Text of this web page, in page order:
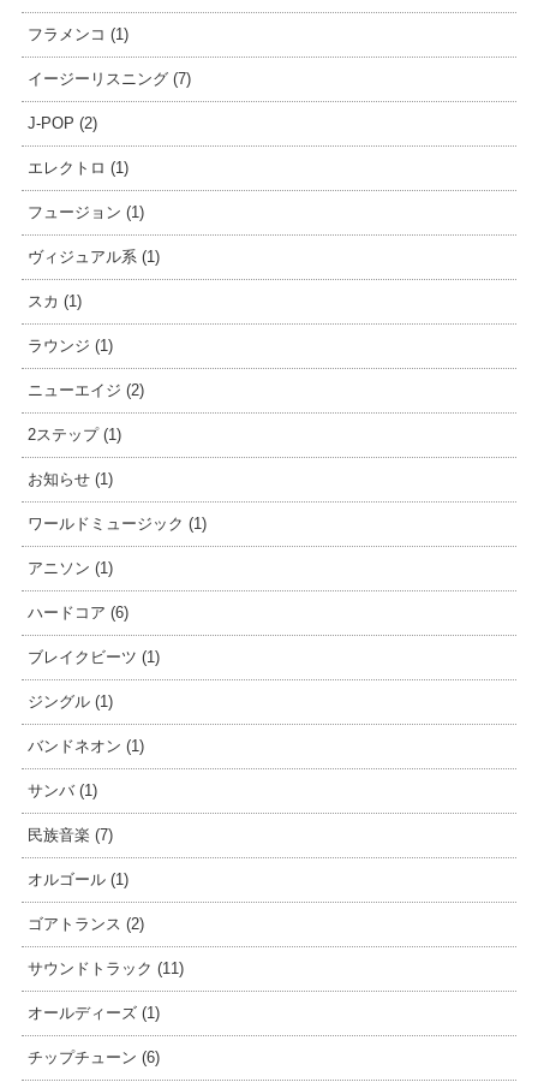
フラメンコ (1)
イージーリスニング (7)
J-POP (2)
エレクトロ (1)
フュージョン (1)
ヴィジュアル系 (1)
スカ (1)
ラウンジ (1)
ニューエイジ (2)
2ステップ (1)
お知らせ (1)
ワールドミュージック (1)
アニソン (1)
ハードコア (6)
ブレイクビーツ (1)
ジングル (1)
バンドネオン (1)
サンバ (1)
民族音楽 (7)
オルゴール (1)
ゴアトランス (2)
サウンドトラック (11)
オールディーズ (1)
チップチューン (6)